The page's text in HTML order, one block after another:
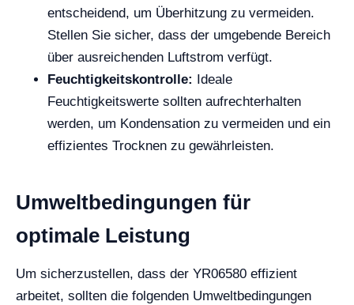
entscheidend, um Überhitzung zu vermeiden.
Stellen Sie sicher, dass der umgebende Bereich
über ausreichenden Luftstrom verfügt.
Feuchtigkeitskontrolle:
Ideale
Feuchtigkeitswerte sollten aufrechterhalten
werden, um Kondensation zu vermeiden und ein
effizientes Trocknen zu gewährleisten.
Umweltbedingungen für
optimale Leistung
Um sicherzustellen, dass der YR06580 effizient
arbeitet, sollten die folgenden Umweltbedingungen